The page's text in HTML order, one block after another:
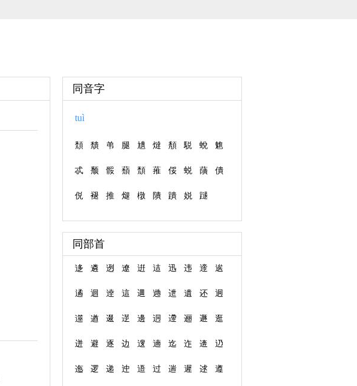
同音字
tuì
頽 穨 弚 腿 尵 燵 頺 駾 蛻 魋
忒 颓 骽 蘈 頹 蓷 俀 蜕 藬 僓
侻 褪 推 煺 橔 隤 蹪 娧 蹆
同部首
迻 遴 迾 遼 逬 迼 迅 违 遆 逘
遹 迴 逹 這 逥 逇 迣 遺 还 迥
遾 遒 逫 遻 邊 迵 遰 逦 遯 逛
迸 避 逐 边 遚 遖 迄 迮 逩 辸
迤 逻 递 迚 逜 过 遄 遲 逑 遵